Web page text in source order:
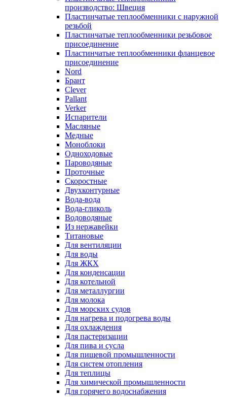
производство: Швеция
Пластинчатые теплообменники с наружной
резьбой
Пластинчатые теплообменники резьбовое
присоединение
Пластинчатые теплообменники фланцевое
присоединение
Nord
Брант
Clever
Pallant
Verker
Испарители
Масляные
Медные
Моноблоки
Одноходовые
Пароводяные
Проточные
Скоростные
Двухконтурные
Вода-вода
Вода-гликоль
Водоводяные
Из нержавейки
Титановые
Для вентиляции
Для воды
Для ЖКХ
Для конденсации
Для котельной
Для металлургии
Для молока
Для морских судов
Для нагрева и подогрева воды
Для охлаждения
Для пастеризации
Для пива и сусла
Для пищевой промышленности
Для систем отопления
Для теплицы
Для химической промышленности
Для горячего водоснабжения